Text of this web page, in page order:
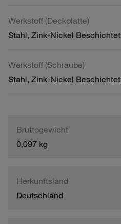
Werkstoff (Deckplatte)
Stahl, Zink-Nickel Beschichtet
Werkstoff (Schraube)
Stahl, Zink-Nickel Beschichtet
Bruttogewicht
0,097 kg
Herkunftsland
Deutschland